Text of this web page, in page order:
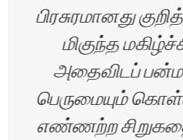
பிரசுரமானது
மிகுந்த
அதைவிடப்
பெருமையும்
எண்ணற்ற